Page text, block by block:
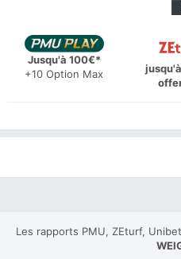
Jusqu'à 100€*
+10 Option Max
Les rapports PMU, ZEturf,